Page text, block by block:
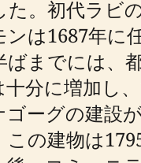
た。初代ラビ
は1687年に
ばまでには、
分に増加し
ーグの建設
この建物は